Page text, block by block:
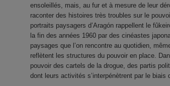
ensoleillés, mais, au fur et à mesure de leur
raconter des histoires très troubles sur le
portraits paysagers d’Aragón rappellent le
la fin des années 1960 par des cinéastes
paysages que l’on rencontre au quotidien,
reflètent les structures du pouvoir en place.
pouvoir des cartels de la drogue, des partis
dont leurs activités s’interpénètrent par le biais